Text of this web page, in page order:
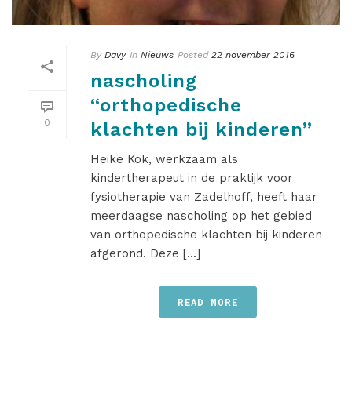
0
By Davy In Nieuws Posted 22 november 2016
nascholing
“orthopedische
klachten bij kinderen”
Heike Kok, werkzaam als
kindertherapeut in de praktijk voor
fysiotherapie van Zadelhoff, heeft haar
meerdaagse nascholing op het gebied
van orthopedische klachten bij kinderen
afgerond. Deze [...]
READ MORE